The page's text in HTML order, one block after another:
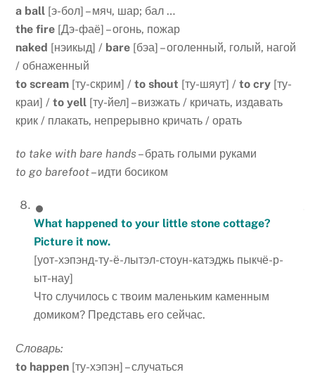
a ball [э-бол] – мяч, шар; бал …
the fire [Дэ-фаё] – огонь, пожар
naked [нэикыд] / bare [бэа] – оголенный, голый, нагой
/ обнаженный
to scream [ту-скрим] /to shout [ту-шяут] /to cry [ту-
краи] /to yell [ту-йел] – визжать / кричать, издавать
крик / плакать, непрерывно кричать / орать
to take with bare hands– брать голыми руками
to go barefoot– идти босиком
What happened to your little stone cottage?
Picture it now.
[уот-хэпэнд-ту-ё-лытэл-стоун-катэджь пыкчё-р-
ыт-нау]
Что случилось с твоим маленьким каменным
домиком? Представь его сейчас.
Словарь:
to happen [ту-хэпэн] – случаться